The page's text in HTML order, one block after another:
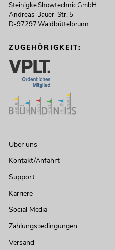
Steinigke Showtechnic GmbH
Andreas-Bauer-Str. 5
D-97297 Waldbüttelbrunn
ZUGEHÖRIGKEIT:
Über uns
Kontakt/Anfahrt
Support
Karriere
Social Media
Zahlungsbedingungen
Versand